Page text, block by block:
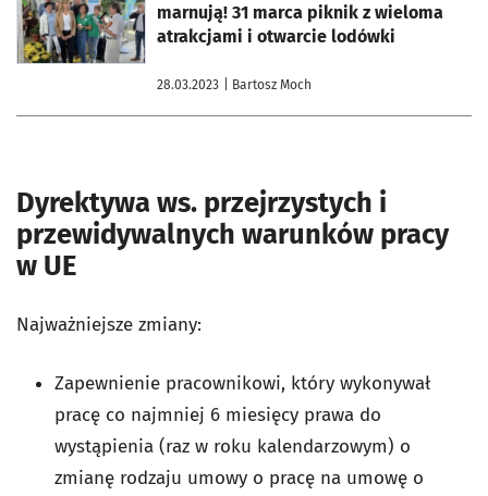
marnują! 31 marca piknik z wieloma
atrakcjami i otwarcie lodówki
28.03.2023 | Bartosz Moch
Dyrektywa ws. przejrzystych i
przewidywalnych warunków pracy
w UE
Najważniejsze zmiany:
Zapewnienie pracownikowi, który wykonywał
pracę co najmniej 6 miesięcy prawa do
wystąpienia (raz w roku kalendarzowym) o
zmianę rodzaju umowy o pracę na umowę o